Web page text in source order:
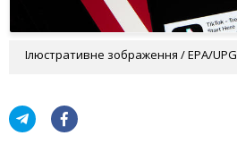
Ілюстративне зображення / EPA/UPG